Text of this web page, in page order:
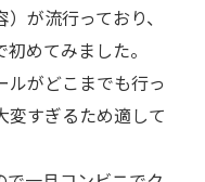
が流行っており、
めてみました。
ルがどこまでも行っ
変すぎるため適して